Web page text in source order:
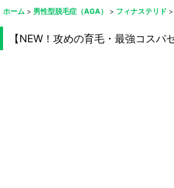
ホーム > 男性型脱毛症（AGA） > フィナステリド >
【NEW！攻めの育毛・最強コス